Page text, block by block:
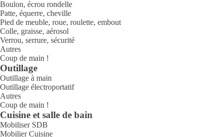
Boulon, écrou rondelle
Patte, équerre, cheville
Pied de meuble, roue, roulette, embout
Colle, graisse, aérosol
Verrou, serrure, sécurité
Autres
Coup de main !
Outillage
Outillage à main
Outillage électroportatif
Autres
Coup de main !
Cuisine et salle de bain
Mobiliser SDB
Mobilier Cuisine